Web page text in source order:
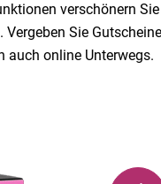
verschönern
Sie
auch online Unterwegs.